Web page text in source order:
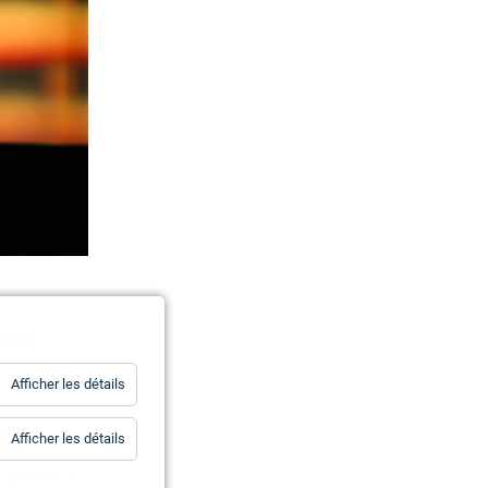
de
de
Afficher les détails
Afficher les détails